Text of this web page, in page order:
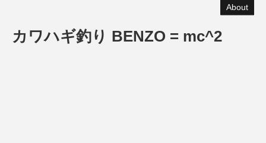
About
カワハギ釣り BENZO = mc^2